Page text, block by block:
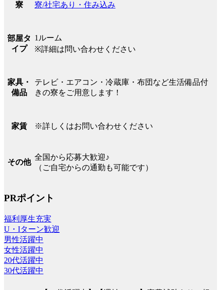
寮 寮/社宅あり・住み込み
部屋タ
イプ
1ルーム
※詳細は問い合わせください
家具・
備品
テレビ・エアコン・冷蔵庫・布団など生活備品付
きの寮をご用意します！
家賃 ※詳しくはお問い合わせください
その他
全国から応募大歓迎♪
（ご自宅からの通勤も可能です）
PRポイント
福利厚生充実
U・Iターン歓迎
男性活躍中
女性活躍中
20代活躍中
30代活躍中